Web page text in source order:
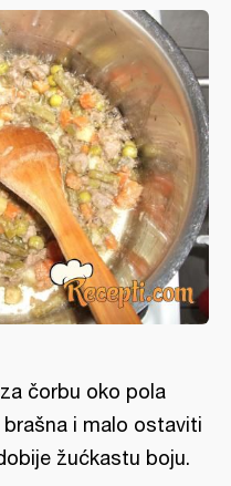
čorbu oko pola
i malo ostaviti
žućkastu boju.